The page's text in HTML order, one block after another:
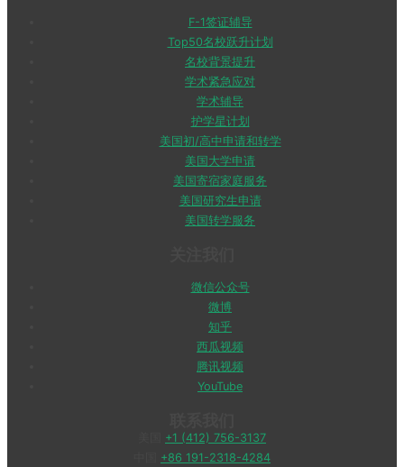
F-1签证辅导
Top50名校跃升计划
名校背景提升
学术紧急应对
学术辅导
护学星计划
美国初/高中申请和转学
美国大学申请
美国寄宿家庭服务
美国研究生申请
美国转学服务
微信公众号
微博
知乎
西瓜视频
腾讯视频
YouTube
+1 (412) 756-3137
+86 191-2318-4284